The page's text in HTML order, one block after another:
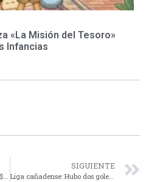
«La Misión del Tesoro»
Infancias
La Provincia recaudó más de $ 1.120 millones con las subastas de los bienes decomisados a bandas delictivas
SIGUIENTE
Liga cañadense: Hubo dos goleadas en la zona 1 y un sólo empate en toda la fecha